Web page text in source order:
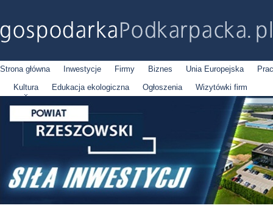
Strona główna Inwestycje Firmy Biznes Unia Europejska
Kultura
Edukacja ekologiczna Ogłoszenia Wizytówki firm